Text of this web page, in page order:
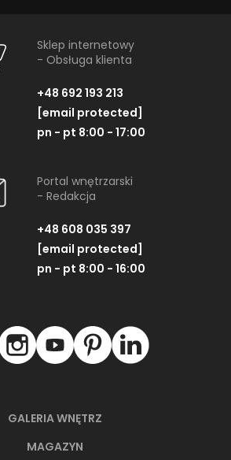
apartament:
nowoczesnej
między światowymi
GALERIA WNĘTRZ
MAGAZYN
Sklep internetowy
- Obsługa klienta
+48 692 193 213
[email protected]
pn - pt 8:00 - 17:00
Portal wnętrzarski
- Redakcja
+48 608 035 397
[email protected]
pn - pt 8:00 - 16:00